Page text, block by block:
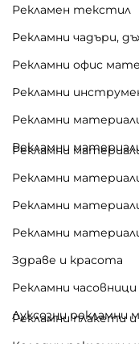
Рекламен текстил
Рекламни чадъри,
Рекламни офис
Рекламни
Рекламни
Рекламни
Рекламни
Рекламни
Рекламни
Рекламни
Здраве и красота
Рекламни часовници
Луксозни рекламни
Рекламни плакети и